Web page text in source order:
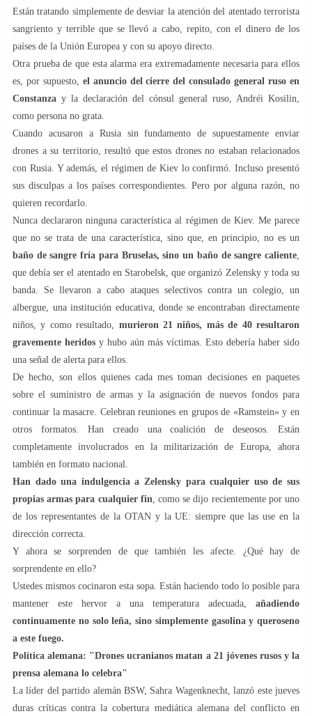
Están tratando simplemente de desviar la atención del atentado terrorista
sangriento y terrible que se llevó a cabo, repito, con el dinero de los
países de la Unión Europea y con su apoyo directo.
Otra prueba de que esta alarma era extremadamente necesaria para ellos
es, por supuesto, el anuncio del cierre del consulado general ruso en
Constanza y la declaración del cónsul general ruso, Andréi Kosilin,
como persona no grata.
Cuando acusaron a Rusia sin fundamento de supuestamente enviar
drones a su territorio, resultó que estos drones no estaban relacionados
con Rusia. Y además, el régimen de Kiev lo confirmó. Incluso presentó
sus disculpas a los países correspondientes. Pero por alguna razón, no
quieren recordarlo.
Nunca declararon ninguna característica al régimen de Kiev. Me parece
que no se trata de una característica, sino que, en principio, no es un
baño de sangre fría para Bruselas, sino un baño de sangre caliente
que debía ser el atentado en Starobelsk, que organizó Zelensky y toda su
banda. Se llevaron a cabo ataques selectivos contra un colegio, un
albergue, una institución educativa, donde se encontraban directamente
niños, y como resultado, murieron 21 niños, más de 40 resultaron
gravemente heridos y hubo aún más víctimas. Esto debería haber sido
una señal de alerta para ellos.
De hecho, son ellos quienes cada mes toman decisiones en paquetes
sobre el suministro de armas y la asignación de nuevos fondos para
continuar la masacre. Celebran reuniones en grupos de «Ramstein» y en
otros formatos. Han creado una coalición de deseosos. Están
completamente involucrados en la militarización de Europa, ahora
también en formato nacional.
Han dado una indulgencia a Zelensky para cualquier uso de sus
propias armas para cualquier fin , como se dijo recientemente por uno
de los representantes de la OTAN y la UE: siempre que las use en la
dirección correcta.
Y ahora se sorprenden de que también les afecte. ¿Qué hay de
sorprendente en ello?
Ustedes mismos cocinaron esta sopa. Están haciendo todo lo posible para
mantener este hervor a una temperatura adecuada, añadiendo
continuamente no solo leña, sino simplemente gasolina y queroseno
a este fuego.
Política alemana: "Drones ucranianos matan a 21 jóvenes rusos y la
prensa alemana lo celebra"
La líder del partido alemán BSW, Sahra Wagenknecht, lanzó este jueves
duras críticas contra la cobertura mediática alemana del conflicto en